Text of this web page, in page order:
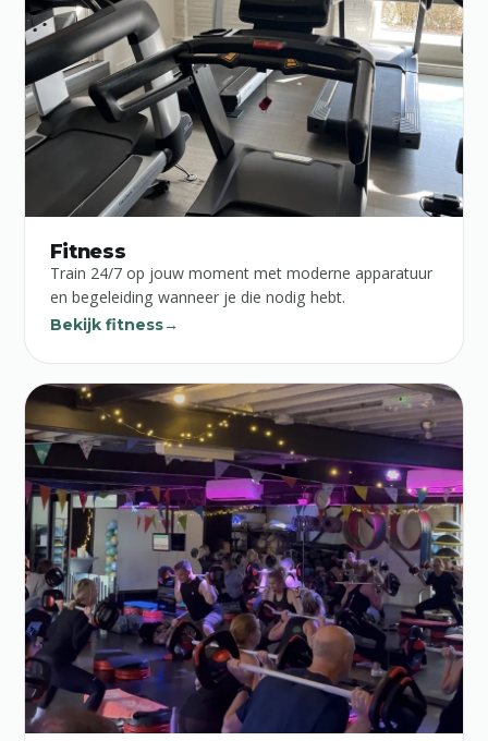
Fitness
Train 24/7 op jouw moment met moderne apparatuur
en begeleiding wanneer je die nodig hebt.
Bekijk fitness→